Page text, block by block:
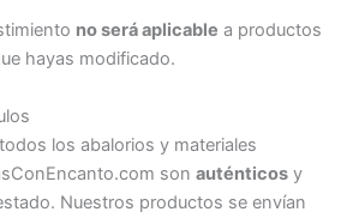
no será aplicable a productos
hayas modificado.
los abalorios y materiales
son auténticos y
Nuestros productos se envían